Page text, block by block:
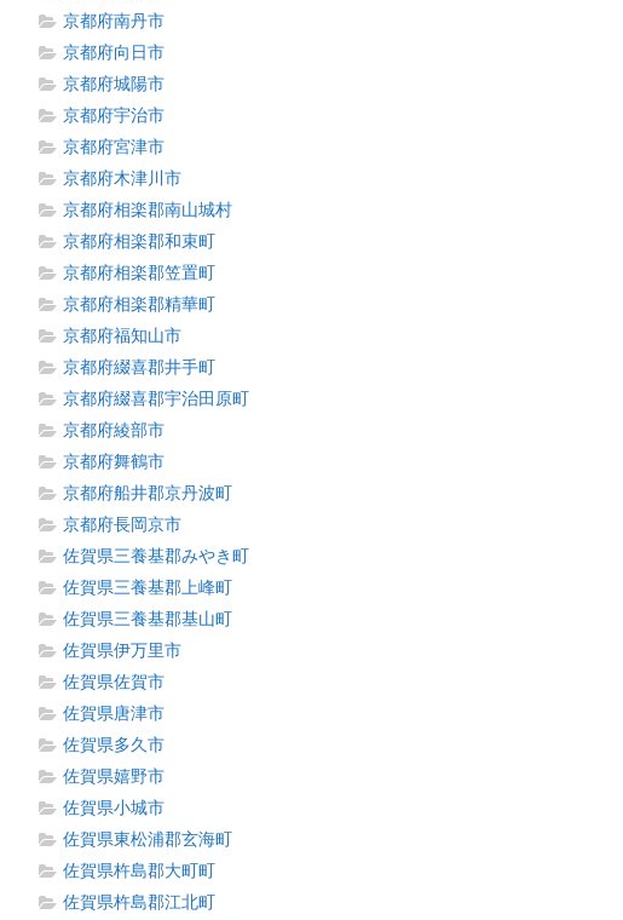
京都府南丹市
京都府向日市
京都府城陽市
京都府宇治市
京都府宮津市
京都府木津川市
京都府相楽郡南山城村
京都府相楽郡和束町
京都府相楽郡笠置町
京都府相楽郡精華町
京都府福知山市
京都府綴喜郡井手町
京都府綴喜郡宇治田原町
京都府綾部市
京都府舞鶴市
京都府船井郡京丹波町
京都府長岡京市
佐賀県三養基郡みやき町
佐賀県三養基郡上峰町
佐賀県三養基郡基山町
佐賀県伊万里市
佐賀県佐賀市
佐賀県唐津市
佐賀県多久市
佐賀県嬉野市
佐賀県小城市
佐賀県東松浦郡玄海町
佐賀県杵島郡大町町
佐賀県杵島郡江北町